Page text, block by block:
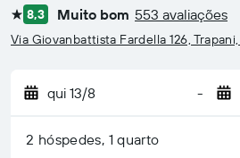
1 estrela
8,3 Muito bom 553 avaliações
Via Giovanbattista Fardella 126,
qui 13/8 -
2 hóspedes, 1 quarto